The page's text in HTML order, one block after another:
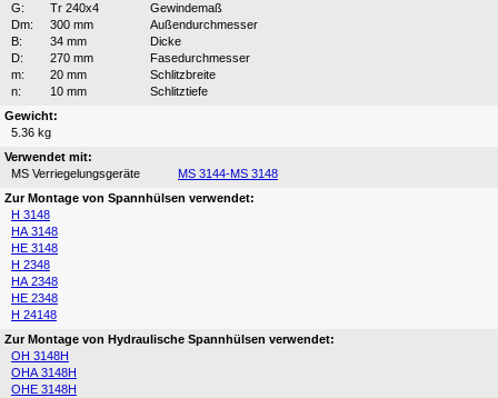
G:
Tr 240x4
Gewindemaß
Dm:
300 mm
Außendurchmesser
B:
34 mm
Dicke
D:
270 mm
Fasedurchmesser
m:
20 mm
Schlitzbreite
n:
10 mm
Schlitztiefe
Gewicht:
5.36 kg
Verwendet mit:
MS Verriegelungsgeräte
MS 3144-MS 3148
Zur Montage von Spannhülsen verwendet:
H 3148
HA 3148
HE 3148
H 2348
HA 2348
HE 2348
H 24148
Zur Montage von Hydraulische Spannhülsen verwendet:
OH 3148H
OHA 3148H
OHE 3148H